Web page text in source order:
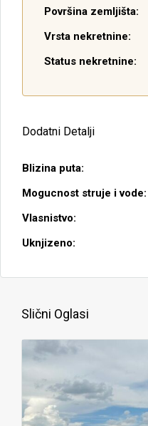
Površina zemljišta:
Vrsta nekretnine:
Status nekretnine:
Dodatni Detalji
Blizina puta:
Mogucnost struje i vode:
Vlasnistvo:
Uknjizeno:
Slični Oglasi